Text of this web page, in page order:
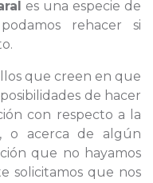
es una especie de
rehacer si
que creen en que
de hacer
con respecto a la
, o acerca de algún
que no hayamos
solicitamos que nos